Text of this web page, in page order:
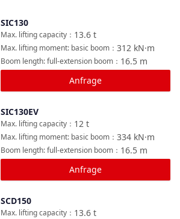
SIC130
13.6 t
Max. lifting capacity ：
312 kN·m
Max. lifting moment: basic boom ：
16.5 m
Boom length: full-extension boom ：
Anfrage
SIC130EV
12 t
Max. lifting capacity ：
334 kN·m
Max. lifting moment: basic boom ：
16.5 m
Boom length: full-extension boom ：
Anfrage
SCD150
13.6 t
Max. lifting capacity ：